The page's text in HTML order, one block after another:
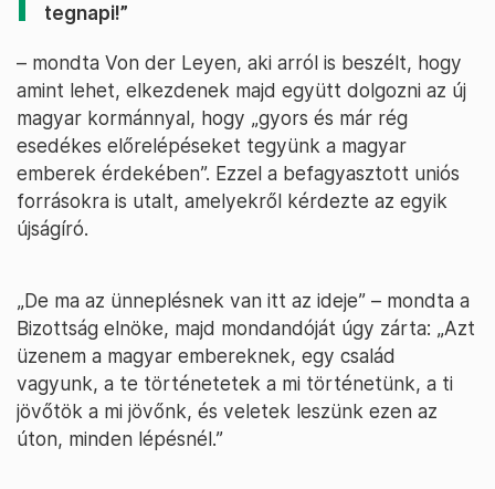
tegnapi!”
– mondta Von der Leyen, aki arról is beszélt, hogy
amint lehet, elkezdenek majd együtt dolgozni az új
magyar kormánnyal, hogy „gyors és már rég
esedékes előrelépéseket tegyünk a magyar
emberek érdekében”. Ezzel a befagyasztott uniós
forrásokra is utalt, amelyekről kérdezte az egyik
újságíró.
„De ma az ünneplésnek van itt az ideje” – mondta a
Bizottság elnöke, majd mondandóját úgy zárta: „Azt
üzenem a magyar embereknek, egy család
vagyunk, a te történetetek a mi történetünk, a ti
jövőtök a mi jövőnk, és veletek leszünk ezen az
úton, minden lépésnél.”